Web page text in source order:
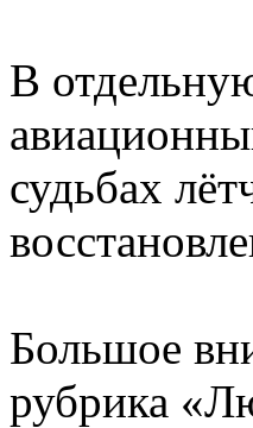
В
судьбах
Большое
рубрика